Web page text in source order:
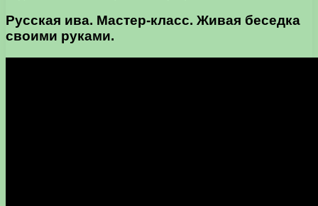
Русская ива. Мастер-класс. Живая беседка
своими руками.